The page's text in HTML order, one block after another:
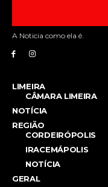
A Noticia como ela é.
LIMEIRA
CÂMARA LIMEIRA
NOTÍCIA
REGIÃO
CORDEIRÓPOLIS
IRACEMÁPOLIS
NOTÍCIA
GERAL